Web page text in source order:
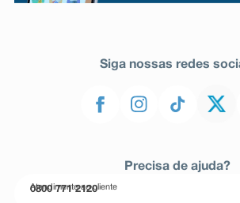
Siga nossas redes
Precisa de ajuda?
Atendimento ao cliente
0800 771 2120